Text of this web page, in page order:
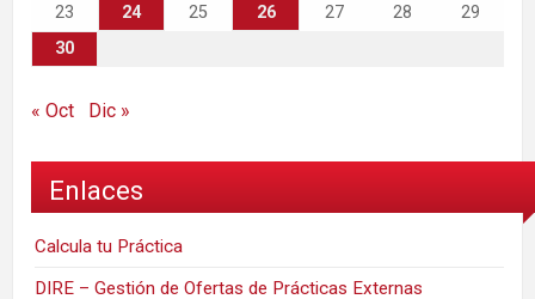
23
24 25 26 27 28
29
30
« Oct Dic »
Enlaces
Calcula tu Práctica
DIRE – Gestión de Ofertas de Prácticas Externas